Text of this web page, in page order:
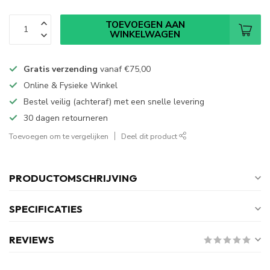
TOEVOEGEN AAN
WINKELWAGEN
Gratis verzending vanaf€75,00
Online & Fysieke Winkel
Bestel veilig (achteraf) met een snelle levering
30 dagen retourneren
Toevoegen om te vergelijken Deel dit product
PRODUCTOMSCHRIJVING
SPECIFICATIES
REVIEWS